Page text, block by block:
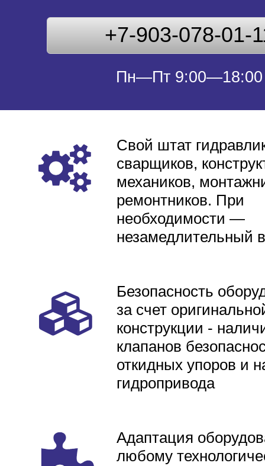
+7-903-078-01-
Пн—Пт 9:00—18:00
Свой штат
сварщиков,
механиков,
ремонтников. При
необходимости —
незамедлительный
Безопасность
за счет
конструкции -
клапанов
откидных упоров и
гидропривода
Адаптация
любому